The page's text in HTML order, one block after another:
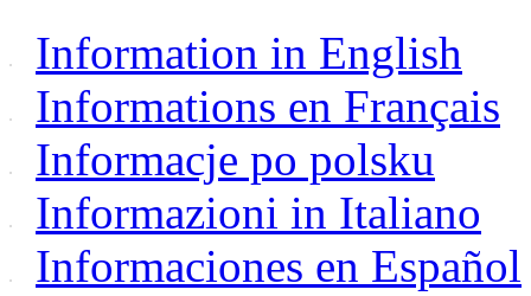
Information in English
Informations en Français
Informacje po polsku
Informazioni in Italiano
Informaciones en Español